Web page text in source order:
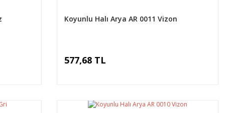
Koyunlu Halı Arya AR 0011 Vizon
577,68 TL